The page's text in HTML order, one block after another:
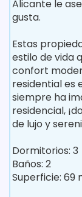
Alicante le
gusta.
Estas
estilo de vida
confort
residential es
siempre ha
residencial,
de lujo y
Dormitorios: 3
Baños: 2
Superficie: 69